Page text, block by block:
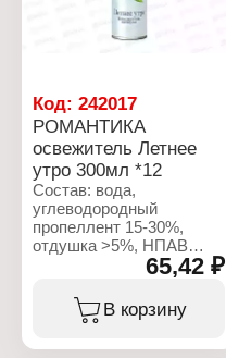
Код: 242017
РОМАНТИКА
освежитель Летнее
утро 300мл *12
Состав: вода,
углеводородный
пропеллент 15-30%,
отдушка >5%, НПАВ
<5%, консерванты <5%,
пропиленгликоль <5%,
бутилфенил
метилпропиональ.
65,42 ₽
В корзину